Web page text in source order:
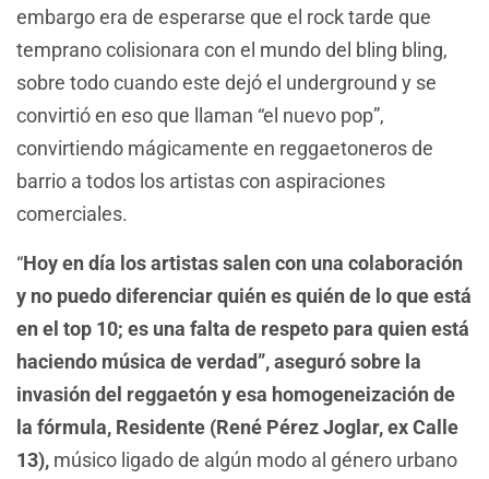
embargo era de esperarse que el rock tarde que
temprano colisionara con el mundo del bling bling,
sobre todo cuando este dejó el underground y se
convirtió en eso que llaman “el nuevo pop”,
convirtiendo mágicamente en reggaetoneros de
barrio a todos los artistas con aspiraciones
comerciales.
“Hoy en día los artistas salen con una colaboración
y no puedo diferenciar quién es quién de lo que está
en el top 10; es una falta de respeto para quien está
haciendo música de verdad”, aseguró sobre la
invasión del reggaetón y esa homogeneización de
la fórmula, Residente (René Pérez Joglar, ex Calle
13), músico ligado de algún modo al género urbano